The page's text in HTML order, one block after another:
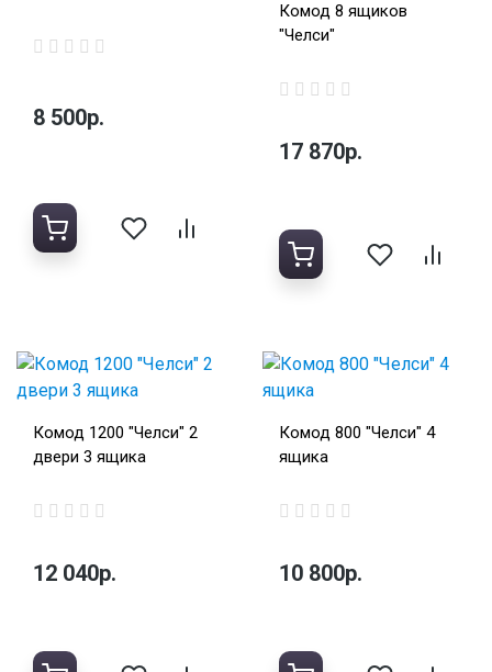
8 500р.
Комод 8 ящиков
"Челси"
17 870р.
Комод 1200 "Челси" 2
двери 3 ящика
12 040р.
Комод 800 "Челси" 4
ящика
10 800р.